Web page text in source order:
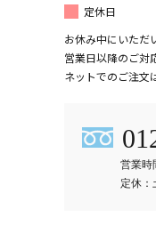
定休日
お休み中にいただ
営業日以降のご対
ネットでのご注文
営業時
定休：